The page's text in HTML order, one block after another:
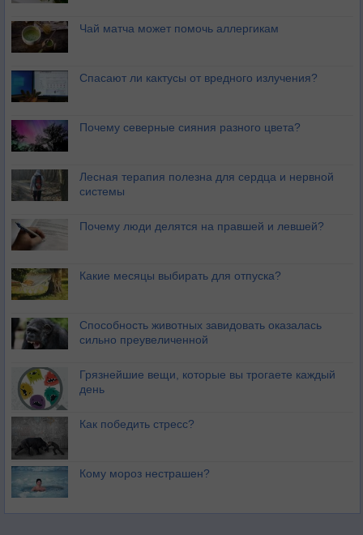
Чай матча может помочь аллергикам
Спасают ли кактусы от вредного излучения?
Почему северные сияния разного цвета?
Лесная терапия полезна для сердца и нервной
системы
Почему люди делятся на правшей и левшей?
Какие месяцы выбирать для отпуска?
Способность животных завидовать оказалась
сильно преувеличенной
Грязнейшие вещи, которые вы трогаете каждый
день
Как победить стресс?
Кому мороз нестрашен?